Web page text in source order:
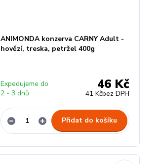
ANIMONDA konzerva CARNY Adult -
hovězí, treska, petržel 400g
46 Kč
41 Kčbez DPH
Expedujeme do
2 - 3 dnů
Přidat do košíku